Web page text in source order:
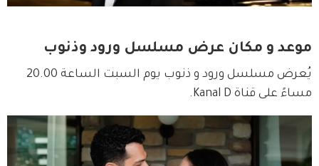
موعد و مكان عرض مسلسل ورود وذنوب
مساءً على قناة Kanal D.